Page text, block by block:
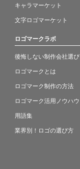
キャラマーケット
文字ロゴマーケット
ロゴマークラボ
後悔しない制作会社選び
ロゴマークとは
ロゴマーク制作の方法
ロゴマーク活用ノウハウ
用語集
業界別！ロゴの選び方